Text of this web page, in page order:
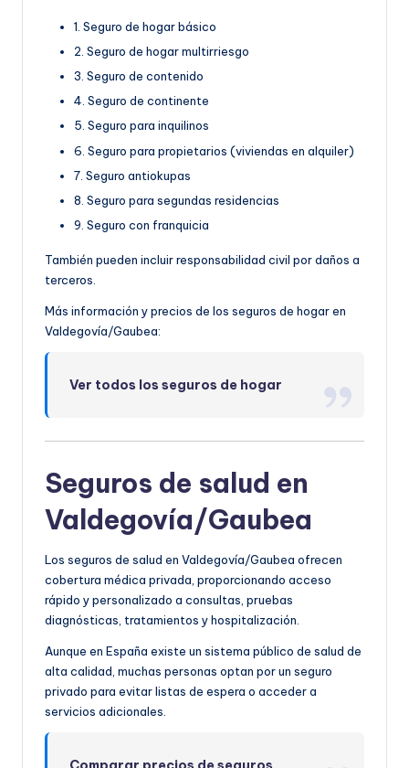
1. Seguro de hogar básico
2. Seguro de hogar multirriesgo
3. Seguro de contenido
4. Seguro de continente
5. Seguro para inquilinos
6. Seguro para propietarios (viviendas en alquiler)
7. Seguro antiokupas
8. Seguro para segundas residencias
9. Seguro con franquicia
También pueden incluir responsabilidad civil por daños a
terceros.
Más información y precios de los seguros de hogar en
Valdegovía/Gaubea:
Ver todos los seguros de hogar
Seguros de salud en
Valdegovía/Gaubea
Los seguros de salud en Valdegovía/Gaubea ofrecen
cobertura médica privada, proporcionando acceso
rápido y personalizado a consultas, pruebas
diagnósticas, tratamientos y hospitalización.
Aunque en España existe un sistema público de salud de
alta calidad, muchas personas optan por un seguro
privado para evitar listas de espera o acceder a
servicios adicionales.